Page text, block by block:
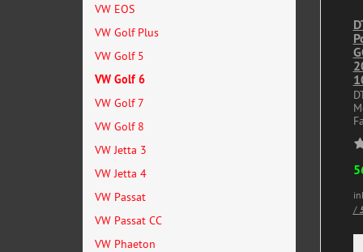
/
VW EOS
VW Golf Plus
VW Golf 5
VW Golf 6
VW Golf 7
VW Golf 8
VW Jetta 3
VW Jetta 4
VW Passat
VW Passat CC
VW Phaeton